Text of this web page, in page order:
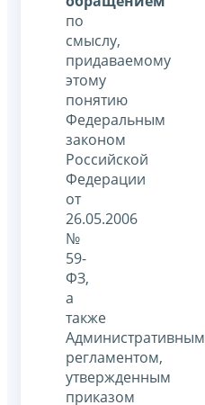
по
смыслу,
придаваемому
этому
понятию
Федеральным
законом
Российской
Федерации
от
26.05.2006
№
59-
ФЗ,
а
также
Административным
регламентом,
утвержденным
приказом